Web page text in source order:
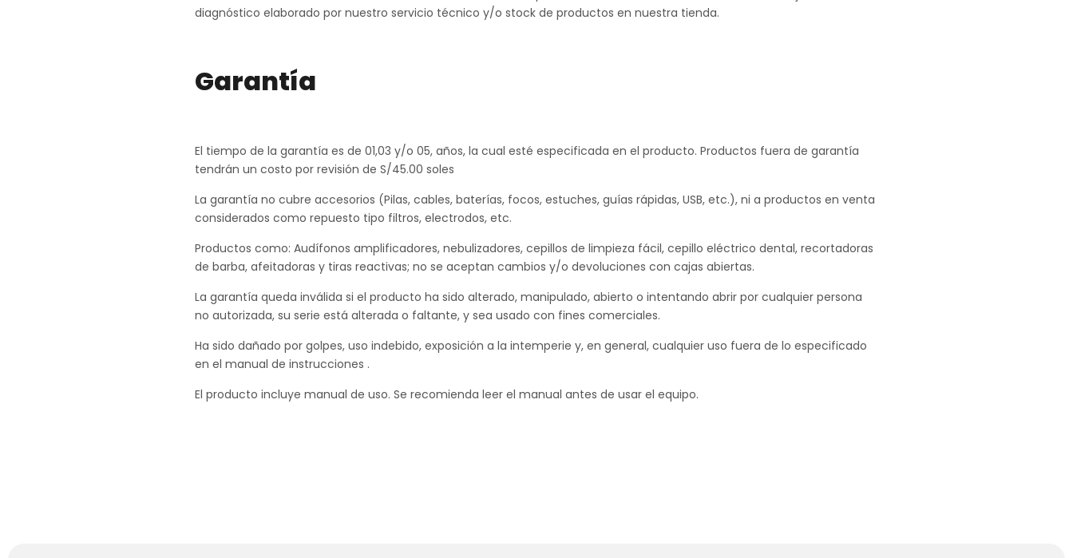
diagnóstico elaborado por nuestro servicio técnico y/o stock de productos en nuestra tienda.
Garantía
El tiempo de la garantía es de 01,03 y/o 05, años, la cual esté especificada en el producto. Productos fuera de garantía
tendrán un costo por revisión de S/45.00 soles
La garantía no cubre accesorios (Pilas, cables, baterías, focos, estuches, guías rápidas, USB, etc.), ni a productos en venta
considerados como repuesto tipo filtros, electrodos, etc.
Productos como: Audífonos amplificadores, nebulizadores, cepillos de limpieza fácil, cepillo eléctrico dental, recortadoras
de barba, afeitadoras y tiras reactivas; no se aceptan cambios y/o devoluciones con cajas abiertas.
La garantía queda inválida si el producto ha sido alterado, manipulado, abierto o intentando abrir por cualquier persona
no autorizada, su serie está alterada o faltante, y sea usado con fines comerciales.
Ha sido dañado por golpes, uso indebido, exposición a la intemperie y, en general, cualquier uso fuera de lo especificado
en el manual de instrucciones .
El producto incluye manual de uso. Se recomienda leer el manual antes de usar el equipo.